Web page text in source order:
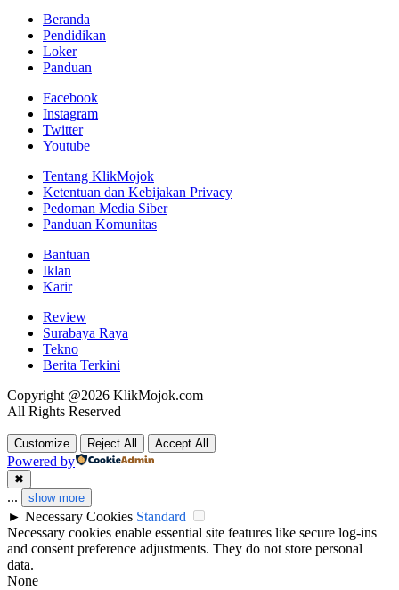
Beranda
Pendidikan
Loker
Panduan
Facebook
Instagram
Twitter
Youtube
Tentang KlikMojok
Ketentuan dan Kebijakan Privacy
Pedoman Media Siber
Panduan Komunitas
Bantuan
Iklan
Karir
Review
Surabaya Raya
Tekno
Berita Terkini
Copyright @2026 KlikMojok.com
All Rights Reserved
Customize Reject All Accept All
Powered by
✖
... show more
► Necessary Cookies Standard
Necessary cookies enable essential site features like secure log-ins
and consent preference adjustments. They do not store personal
data.
None